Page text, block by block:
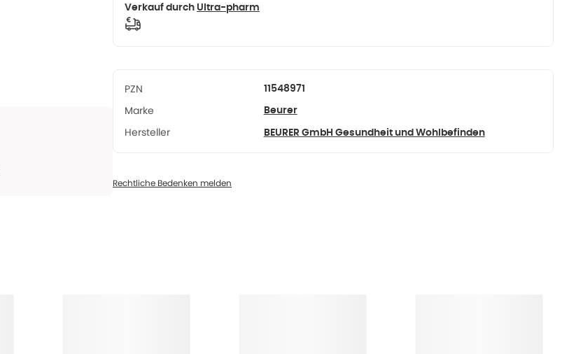
Verkauf durch Ultra-pharm
PZN 11548971
Marke Beurer
Hersteller BEURER GmbH Gesundheit und Wohlbefinden
Rechtliche Bedenken melden